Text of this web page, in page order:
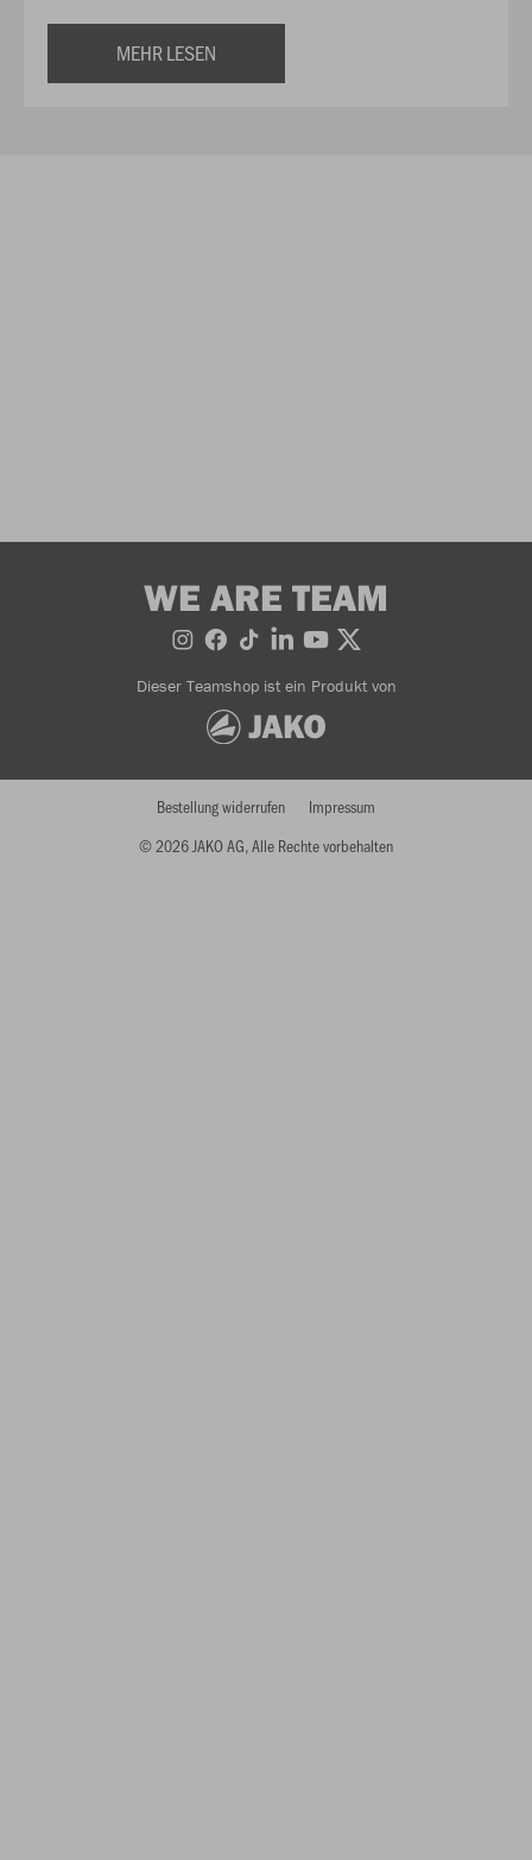
MEHR LESEN
WE ARE TEAM
Dieser Teamshop ist ein Produkt von
© 2026 JAKO AG, Alle Rechte vorbehalten
Bestellung widerrufen Impressum